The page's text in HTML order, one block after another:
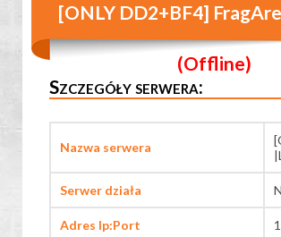
[ONLY DD2+BF4]
(Offline)
Szczegóły serwera:
Nazwa serwera
Serwer działa
Adres Ip:Port